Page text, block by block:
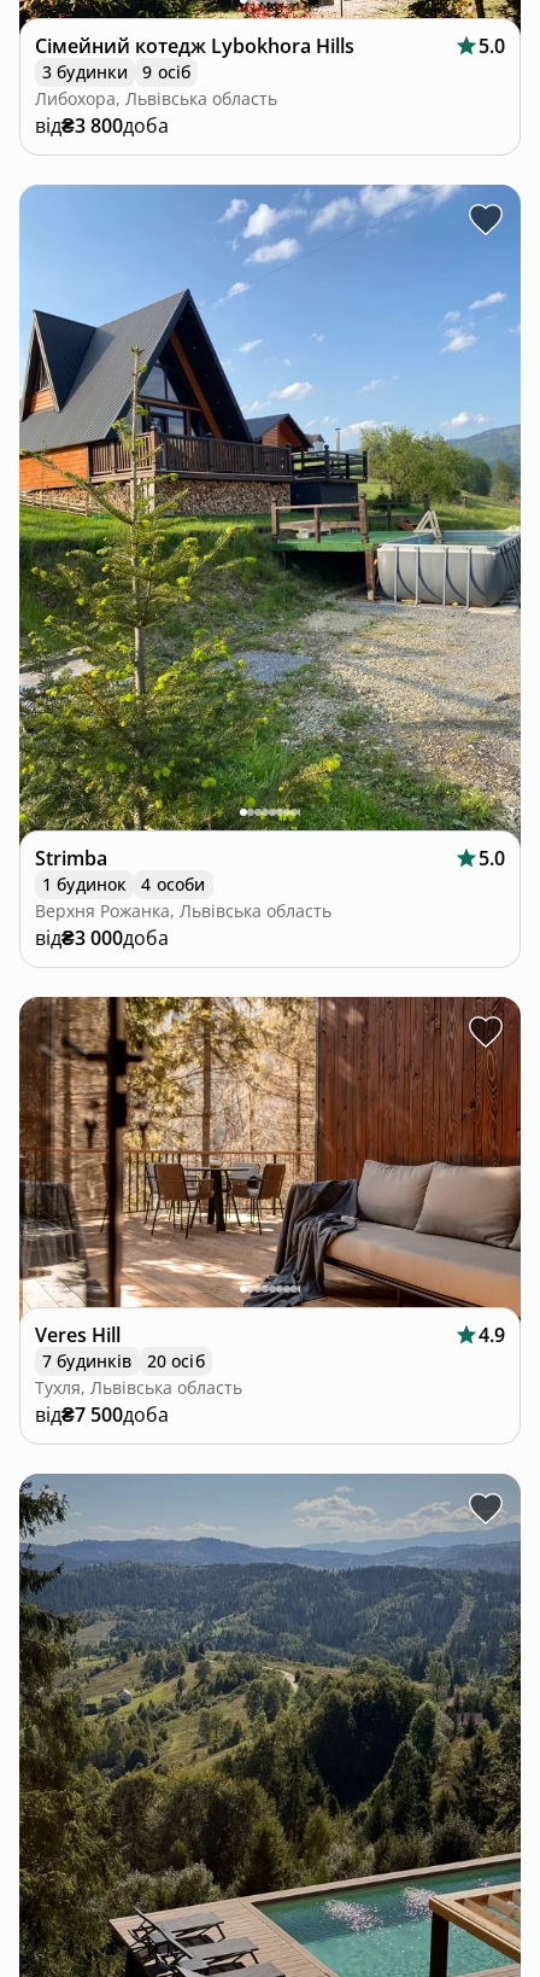
Сімейний котедж Lybokhora Hills 5.0
3 будинки
9 осіб
Либохора, Львівська область
від₴3 800доба
Strimba 5.0
1 будинок
4 особи
Верхня Рожанка, Львівська область
від₴3 000доба
Veres Hill 4.9
7 будинків
20 осіб
Тухля, Львівська область
від₴7 500доба